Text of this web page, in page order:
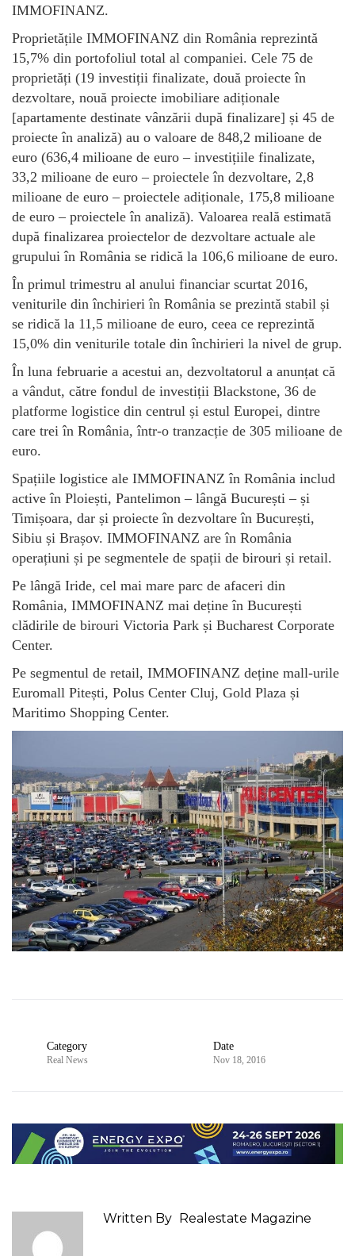
IMMOFINANZ.
Proprietățile IMMOFINANZ din România reprezintă
15,7% din portofoliul total al companiei. Cele 75 de
proprietăți (19 investiții finalizate, două proiecte în
dezvoltare, nouă proiecte imobiliare adiționale
[apartamente destinate vânzării după finalizare] și 45 de
proiecte în analiză) au o valoare de 848,2 milioane de
euro (636,4 milioane de euro – investițiile finalizate,
33,2 milioane de euro – proiectele în dezvoltare, 2,8
milioane de euro – proiectele adiționale, 175,8 milioane
de euro – proiectele în analiză). Valoarea reală estimată
după finalizarea proiectelor de dezvoltare actuale ale
grupului în România se ridică la 106,6 milioane de euro.
În primul trimestru al anului financiar scurtat 2016,
veniturile din închirieri în România se prezintă stabil și
se ridică la 11,5 milioane de euro, ceea ce reprezintă
15,0% din veniturile totale din închirieri la nivel de grup.
În luna februarie a acestui an, dezvoltatorul a anunțat că
a vândut, către fondul de investiții Blackstone, 36 de
platforme logistice din centrul și estul Europei, dintre
care trei în România, într-o tranzacție de 305 milioane de
euro.
Spațiile logistice ale IMMOFINANZ în România includ
active în Ploiești, Pantelimon – lângă București – și
Timișoara, dar și proiecte în dezvoltare în București,
Sibiu și Brașov. IMMOFINANZ are în România
operațiuni și pe segmentele de spații de birouri și retail.
Pe lângă Iride, cel mai mare parc de afaceri din
România, IMMOFINANZ mai deține în București
clădirile de birouri Victoria Park și Bucharest Corporate
Center.
Pe segmentul de retail, IMMOFINANZ deține mall-urile
Euromall Pitești, Polus Center Cluj, Gold Plaza și
Maritimo Shopping Center.
Category
Real News
Date
Nov 18, 2016
Written By Realestate Magazine